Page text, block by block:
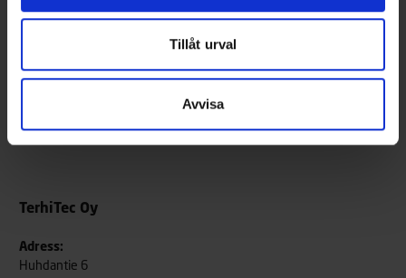
Tillåt urval
Avvisa
TerhiTec Oy
Adress:
Huhdantie 6